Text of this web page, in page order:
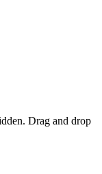
Drag and drop